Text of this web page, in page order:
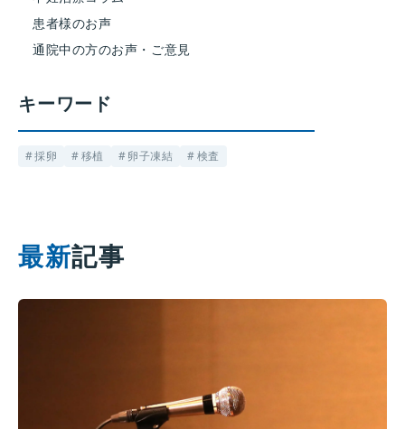
最新記事
患者様のお声
通院中の方のお声・ご意見
キーワード
採卵 移植 卵子凍結 検査